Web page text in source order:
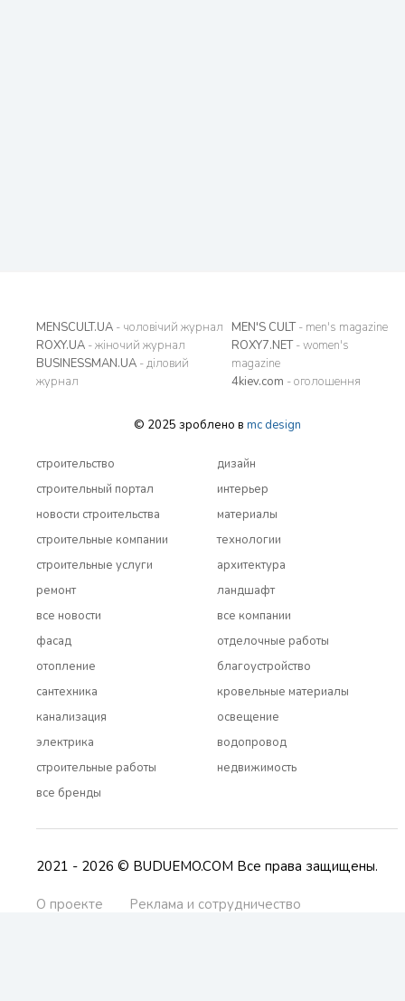
MENSCULT.UA - чоловічий журнал
ROXY.UA - жіночий журнал
BUSINESSMAN.UA - діловий
журнал
MEN'S CULT- men's magazine
ROXY7.NET- women's
magazine
4kiev.com - оголошення
© 2025 зроблено в mc design
строительство
строительный портал
новости строительства
строительные компании
строительные услуги
ремонт
все новости
дизайн
интерьер
материалы
технологии
архитектура
ландшафт
все компании
фасад
отопление
сантехника
канализация
электрика
строительные работы
все бренды
отделочные работы
благоустройство
кровельные материалы
освещение
водопровод
недвижимость
2021 - 2026 © BUDUEMO.COM Все права защищены.
О проекте
Реклама и сотрудничество